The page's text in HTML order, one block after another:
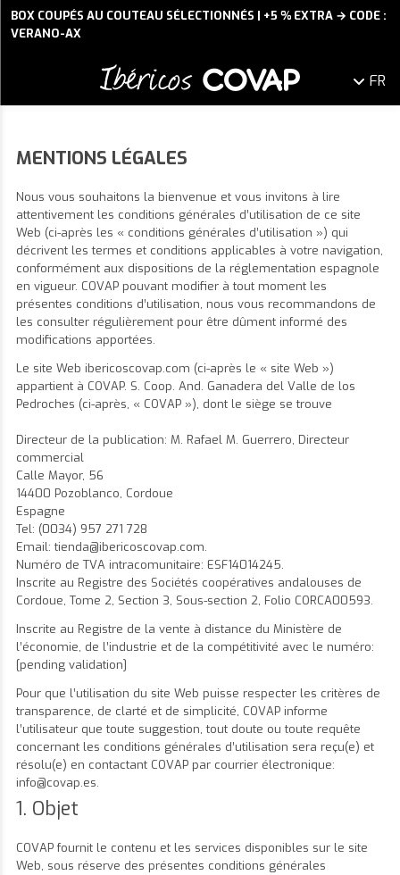
BOX COUPÉS AU COUTEAU SÉLECTIONNÉS | +5 % EXTRA → CODE :
VERANO-AX
FR
MENTIONS LÉGALES
Nous vous souhaitons la bienvenue et vous invitons à lire
attentivement les conditions générales d’utilisation de ce site
Web (ci-après les « conditions générales d’utilisation ») qui
décrivent les termes et conditions applicables à votre navigation,
conformément aux dispositions de la réglementation espagnole
en vigueur. COVAP pouvant modifier à tout moment les
présentes conditions d’utilisation, nous vous recommandons de
les consulter régulièrement pour être dûment informé des
modifications apportées.
Le site Web ibericoscovap.com (ci-après le « site Web »)
appartient à COVAP. S. Coop. And. Ganadera del Valle de los
Pedroches (ci-après, « COVAP »), dont le siège se trouve
Directeur de la publication: M. Rafael M. Guerrero, Directeur
commercial
Calle Mayor, 56
14400 Pozoblanco, Cordoue
Espagne
Tel: (0034) 957 271 728
Email: tienda@ibericoscovap.com.
Numéro de TVA intracomunitaire: ESF14014245.
Inscrite au Registre des Sociétés coopératives andalouses de
Cordoue, Tome 2, Section 3, Sous-section 2, Folio CORCA00593.
Inscrite au Registre de la vente à distance du Ministère de
l’économie, de l’industrie et de la compétitivité avec le numéro:
[pending validation]
Pour que l’utilisation du site Web puisse respecter les critères de
transparence, de clarté et de simplicité, COVAP informe
l’utilisateur que toute suggestion, tout doute ou toute requête
concernant les conditions générales d’utilisation sera reçu(e) et
résolu(e) en contactant COVAP par courrier électronique:
info@covap.es.
1. Objet
COVAP fournit le contenu et les services disponibles sur le site
Web, sous réserve des présentes conditions générales